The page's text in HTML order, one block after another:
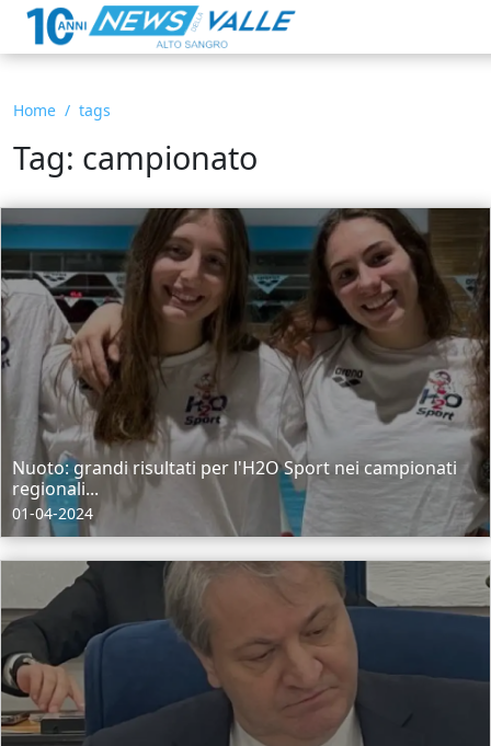
Home tags
Tag: campionato
Nuoto: grandi risultati per l'H2O Sport nei campionati
regionali...
01-04-2024